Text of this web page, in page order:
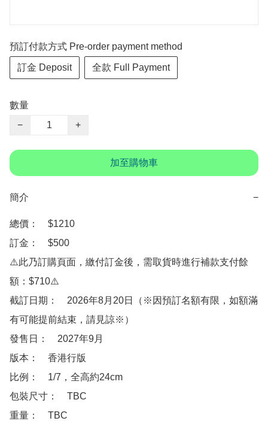
預訂付款方式 Pre-order payment method
訂金 Deposit 全款 Full Payment
數量
−
+
加至購物車
簡介 −
總價：　$1210
訂金：　$500
⚠️此乃訂購頁面，繳付訂金後，需取貨時進行補款支付餘
額：$710⚠️
截訂日期：　2026年8月20日（※因預訂名額有限，如額滿
有可能提前結束，請見諒※）
發售日：　2027年9月
版本：　香港行版
比例：　1/7，全高約24cm
包裝尺寸：　TBC
重量：　TBC